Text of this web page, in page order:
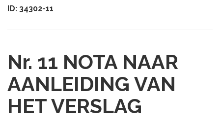
ID: 34302-11
Nr. 11 NOTA NAAR
AANLEIDING VAN
HET VERSLAG